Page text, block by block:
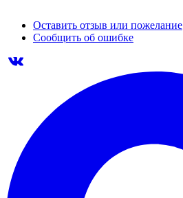
Оставить отзыв или пожелание
Сообщить об ошибке